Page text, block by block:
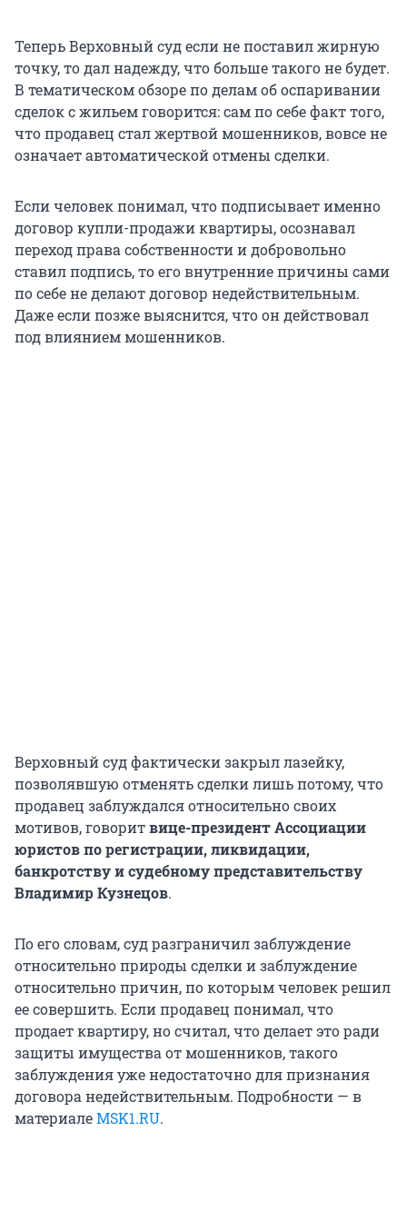
Теперь Верховный суд если не поставил жирную
точку, то дал надежду, что больше такого не будет.
В тематическом обзоре по делам об оспаривании
сделок с жильем говорится: сам по себе факт того,
что продавец стал жертвой мошенников, вовсе не
означает автоматической отмены сделки.
Если человек понимал, что подписывает именно
договор купли-продажи квартиры, осознавал
переход права собственности и добровольно
ставил подпись, то его внутренние причины сами
по себе не делают договор недействительным.
Даже если позже выяснится, что он действовал
под влиянием мошенников.
Верховный суд фактически закрыл лазейку,
позволявшую отменять сделки лишь потому, что
продавец заблуждался относительно своих
мотивов, говоритвице-президент Ассоциации
юристов по регистрации, ликвидации,
банкротству и судебному представительству
Владимир Кузнецов.
По его словам, суд разграничил заблуждение
относительно природы сделки и заблуждение
относительно причин, по которым человек решил
ее совершить. Если продавец понимал, что
продает квартиру, но считал, что делает это ради
защиты имущества от мошенников, такого
заблуждения уже недостаточно для признания
договора недействительным. Подробности — в
материалеMSK1.RU.